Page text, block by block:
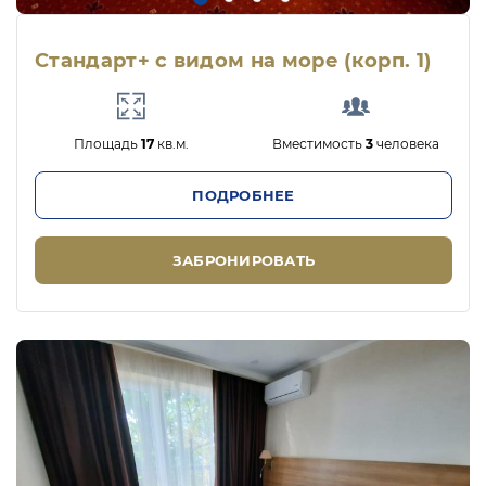
Стандарт+ с видом на море (корп. 1)
Площадь 17кв.м. Вместимость3 человека
ПОДРОБНЕЕ
ЗАБРОНИРОВАТЬ